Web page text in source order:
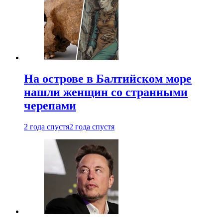
На острове в Балтийском море
нашли женщин со странными
черепами
2 года спустя2 года спустя